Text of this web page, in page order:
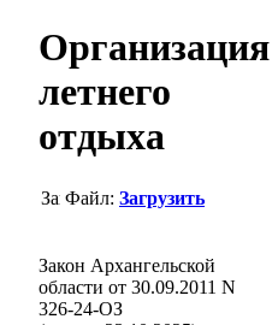
Организация
летнего
отдыха
Файл: Загрузить
Закон Архангельской
области от 30.09.2011 N
326-24-ОЗ